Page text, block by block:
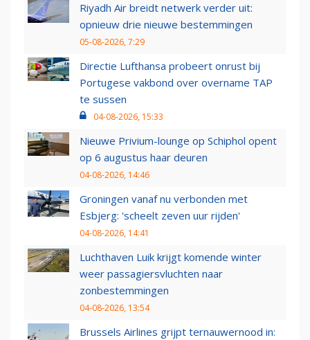
Riyadh Air breidt netwerk verder uit:
opnieuw drie nieuwe bestemmingen
05-08-2026, 7:29
Directie Lufthansa probeert onrust bij
Portugese vakbond over overname TAP
te sussen
04-08-2026, 15:33
Nieuwe Privium-lounge op Schiphol opent
op 6 augustus haar deuren
04-08-2026, 14:46
Groningen vanaf nu verbonden met
Esbjerg: 'scheelt zeven uur rijden'
04-08-2026, 14:41
Luchthaven Luik krijgt komende winter
weer passagiersvluchten naar
zonbestemmingen
04-08-2026, 13:54
Brussels Airlines grijpt ternauwernood in: